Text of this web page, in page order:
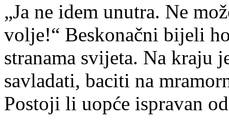
„Ja ne idem unutra. Ne
volje!“ Beskonačni bijeli
stranama svijeta. Na kraju
savladati, baciti na
Postoji li uopće ispravan